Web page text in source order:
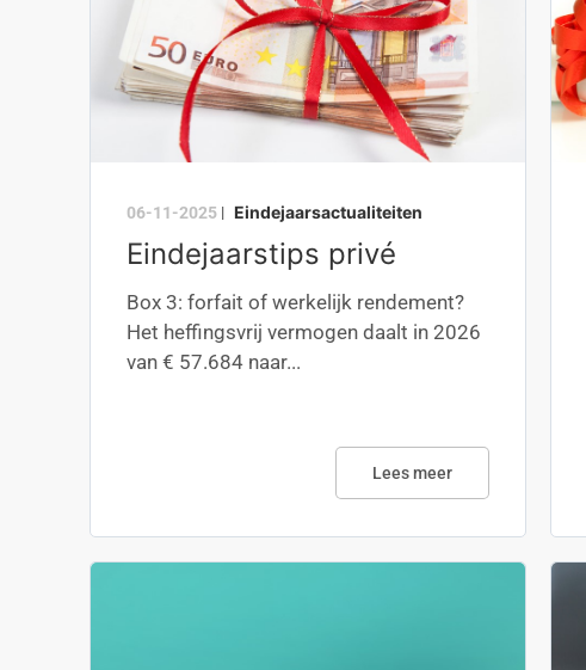
06-11-2025 | Eindejaarsactualiteiten
Eindejaarstips privé
Box 3: forfait of werkelijk rendement?
Het heffingsvrij vermogen daalt in 2026
van € 57.684 naar...
Lees meer